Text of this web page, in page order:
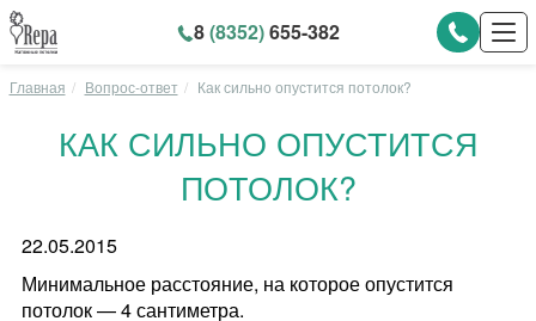
8(8352)655-382
Главная Вопрос-ответ Как сильно опустится потолок?
КАК СИЛЬНО ОПУСТИТСЯ
ПОТОЛОК?
22.05.2015
Минимальное расстояние, на которое опустится
потолок — 4 сантиметра.